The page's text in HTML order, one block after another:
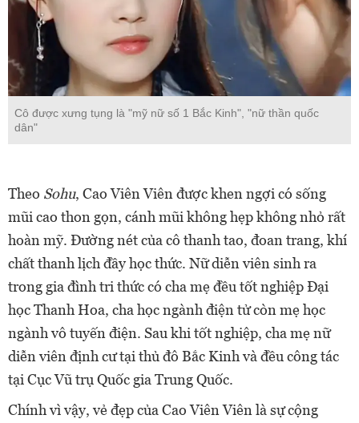
Cô được xưng tụng là "mỹ nữ số 1 Bắc Kinh", "nữ thần quốc
dân"
Theo Sohu, Cao Viên Viên được khen ngợi có sống
mũi cao thon gọn, cánh mũi không hẹp không nhỏ rất
hoàn mỹ. Đường nét của cô thanh tao, đoan trang, khí
chất thanh lịch đầy học thức. Nữ diễn viên sinh ra
trong gia đình tri thức có cha mẹ đều tốt nghiệp Đại
học Thanh Hoa, cha học ngành điện tử còn mẹ học
ngành vô tuyến điện. Sau khi tốt nghiệp, cha mẹ nữ
diễn viên định cư tại thủ đô Bắc Kinh và đều công tác
tại Cục Vũ trụ Quốc gia Trung Quốc.
Chính vì vậy, vẻ đẹp của Cao Viên Viên là sự cộng